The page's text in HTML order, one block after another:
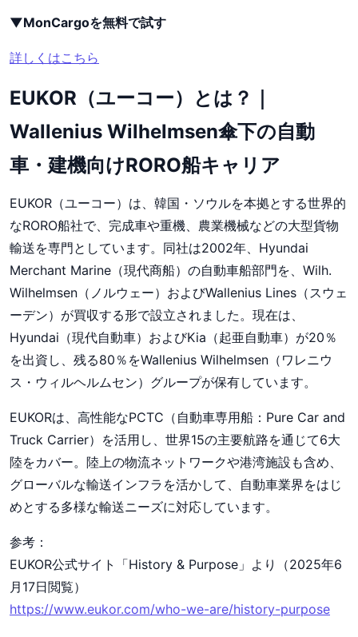
▼MonCargoを無料で試す
詳しくはこちら
EUKOR（ユーコー）とは？｜
Wallenius Wilhelmsen傘下の自動
車・建機向けRORO船キャリア
EUKOR（ユーコー）は、韓国・ソウルを本拠とする世界的
なRORO船社で、完成車や重機、農業機械などの大型貨物
輸送を専門としています。同社は2002年、Hyundai
Merchant Marine（現代商船）の自動車船部門を、Wilh.
Wilhelmsen（ノルウェー）およびWallenius Lines（スウェ
ーデン）が買収する形で設立されました。現在は、
Hyundai（現代自動車）およびKia（起亜自動車）が20％
を出資し、残る80％をWallenius Wilhelmsen（ワレニウ
ス・ウィルヘルムセン）グループが保有しています。
EUKORは、高性能なPCTC（自動車専用船：Pure Car and
Truck Carrier）を活用し、世界15の主要航路を通じて6大
陸をカバー。陸上の物流ネットワークや港湾施設も含め、
グローバルな輸送インフラを活かして、自動車業界をはじ
めとする多様な輸送ニーズに対応しています。
参考：
EUKOR公式サイト「History & Purpose」より（2025年6
月17日閲覧）
https://www.eukor.com/who-we-are/history-purpose